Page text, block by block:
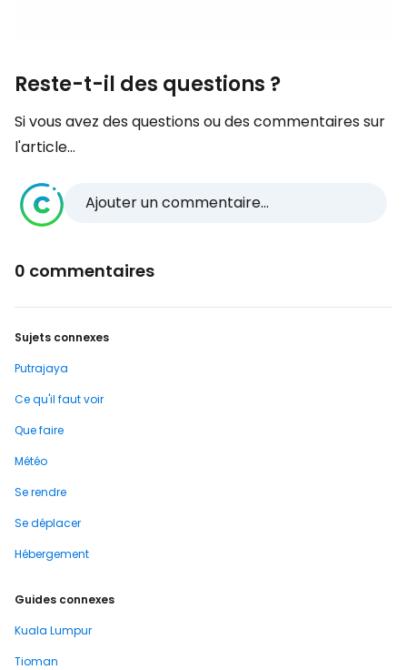
Reste-t-il des questions ?
Si vous avez des questions ou des commentaires sur
l'article...
Ajouter un commentaire...
0 commentaires
Sujets connexes
Putrajaya
Ce qu'il faut voir
Que faire
Météo
Se rendre
Se déplacer
Hébergement
Guides connexes
Kuala Lumpur
Tioman